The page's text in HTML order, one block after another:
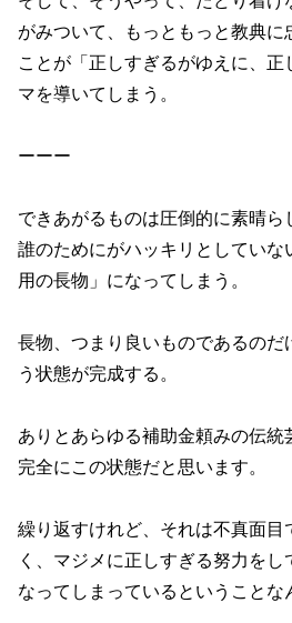
がみついて、もっともっと教典に
ことが「正しすぎるがゆえに、
マを導いてしまう。
ーーー
できあがるものは圧倒的に素晴ら
誰のためにがハッキリとしてい
用の長物」になってしまう。
長物、つまり良いものであるのだ
う状態が完成する。
ありとあらゆる補助金頼みの伝統
完全にこの状態だと思います。
繰り返すけれど、それは不真面目
く、マジメに正しすぎる努力を
なってしまっているということな